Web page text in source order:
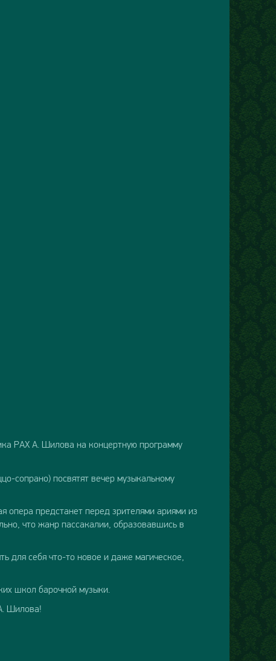
РАХ А. Шилова на концертную программу
сопрано) посвятят вечер музыкальному
опера предстанет перед зрителями ариями из
что жанр пассакалии, образовавшись в
для себя что-то новое и даже магическое,
школ барочной музыки.
Шилова!